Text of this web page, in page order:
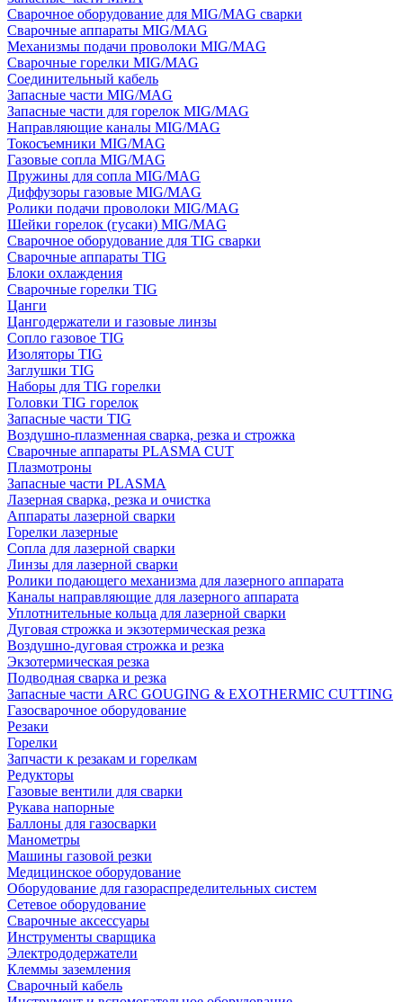
Сварочное оборудование для MIG/MAG сварки
Сварочные аппараты MIG/MAG
Механизмы подачи проволоки MIG/MAG
Сварочные горелки MIG/MAG
Соединительный кабель
Запасные части MIG/MAG
Запасные части для горелок MIG/MAG
Направляющие каналы MIG/MAG
Токосъемники MIG/MAG
Газовые сопла MIG/MAG
Пружины для сопла MIG/MAG
Диффузоры газовые MIG/MAG
Ролики подачи проволоки MIG/MAG
Шейки горелок (гусаки) MIG/MAG
Сварочное оборудование для TIG сварки
Сварочные аппараты TIG
Блоки охлаждения
Сварочные горелки TIG
Цанги
Цангодержатели и газовые линзы
Сопло газовое TIG
Изоляторы TIG
Заглушки TIG
Наборы для TIG горелки
Головки TIG горелок
Запасные части TIG
Воздушно-плазменная сварка, резка и строжка
Сварочные аппараты PLASMA CUT
Плазмотроны
Запасные части PLASMA
Лазерная сварка, резка и очистка
Аппараты лазерной сварки
Горелки лазерные
Сопла для лазерной сварки
Линзы для лазерной сварки
Ролики подающего механизма для лазерного аппарата
Каналы направляющие для лазерного аппарата
Уплотнительные кольца для лазерной сварки
Дуговая строжка и экзотермическая резка
Воздушно-дуговая строжка и резка
Экзотермическая резка
Подводная сварка и резка
Запасные части ARC GOUGING & EXOTHERMIC CUTTING
Газосварочное оборудование
Резаки
Горелки
Запчасти к резакам и горелкам
Редукторы
Газовые вентили для сварки
Рукава напорные
Баллоны для газосварки
Манометры
Машины газовой резки
Медицинское оборудование
Оборудование для газораспределительных систем
Сетевое оборудование
Сварочные аксессуары
Инструменты сварщика
Электрододержатели
Клеммы заземления
Сварочный кабель